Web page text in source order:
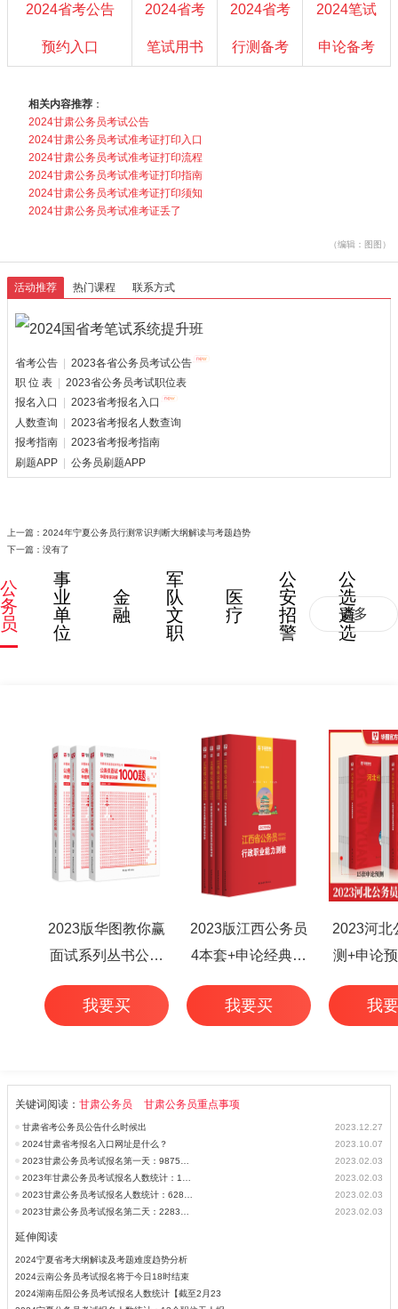
2024省考公告
预约入口
2024省考
笔试用书
2024省考
行测备考
2024笔试
申论备考
相关内容推荐 ：
2024甘肃公务员考试公告
2024甘肃公务员考试准考证打印入口
2024甘肃公务员考试准考证打印流程
2024甘肃公务员考试准考证打印指南
2024甘肃公务员考试准考证打印须知
2024甘肃公务员考试准考证丢了
（编辑：图图）
活动推荐 热门课程 联系方式
省考公告
2023各省公务员考试公告
职 位 表
2023省公务员考试职位表
报名入口
2023省考报名入口
人数查询
2023省考报名人数查询
报考指南
2023省考报考指南
刷题APP
公务员刷题APP
上一篇： 2024年宁夏公务员行测常识判断大纲解读与考题趋势
下一篇：没有了
公
务
员
事
业
单
位
金
融
军
队
文
职
医
疗
公
安
招
警
公
选
遴
选
更多
2023版华图教你赢
面试系列丛书公务
员面试华图专家详
解1000题（3本
我要买
2023版江西公务员
4本套+申论经典范
文50篇+行测高频考
点 6本
我要买
2023河北
测+申论
本
我
关键词阅读： 甘肃公务员 甘肃公务员重点事项
甘肃省考公务员公告什么时候出
2023.12.27
2024甘肃省考报名入口网址是什么？
2023.10.07
2023.02.03
2023.02.03
2023.02.03
2023.02.03
延伸阅读
2024宁夏省考大纲解读及考题难度趋势分析
2024云南公务员考试报名将于今日18时结束
2024湖南岳阳公务员考试报名人数统计【截至2月23